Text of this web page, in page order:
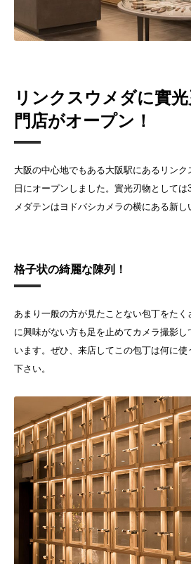
リンクスウメダに實
門店がオープン！
大阪の中心地でもある大阪駅にあるリン
日にオープンしました。實光刃物として
メダテンはヨドバシカメラの横にある新し
格子状の綺麗な陳列！
あまり一般の方が見たことない包丁をた
に興味がない方も足を止めてカメラ撮影
います。ぜひ、来店してこの包丁は何に
下さい。